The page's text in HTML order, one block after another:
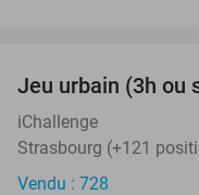
Jeu urbain (3h ou
iChallenge
Strasbourg (+121
Vendu : 728